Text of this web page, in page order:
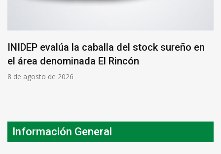
INIDEP evalúa la caballa del stock sureño en
el área denominada El Rincón
8 de agosto de 2026
Información General